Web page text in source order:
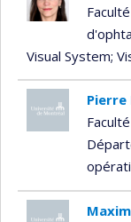
Visual System;
Pierre